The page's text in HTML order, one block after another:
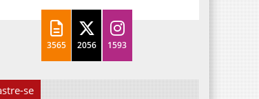
3565 2056 1593
se